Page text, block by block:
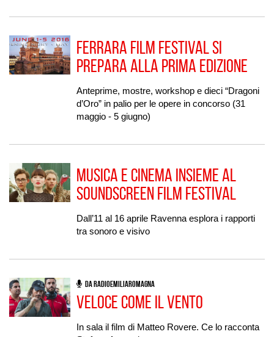
Ferrara Film Festival si
prepara alla prima edizione
Anteprime, mostre, workshop e dieci “Dragoni
d’Oro” in palio per le opere in concorso (31
maggio - 5 giugno)
Musica e cinema insieme al
SoundScreen Film Festival
Dall’11 al 16 aprile Ravenna esplora i rapporti
tra sonoro e visivo
DA RADIOEMILIAROMAGNA
Veloce come il vento
In sala il film di Matteo Rovere. Ce lo racconta